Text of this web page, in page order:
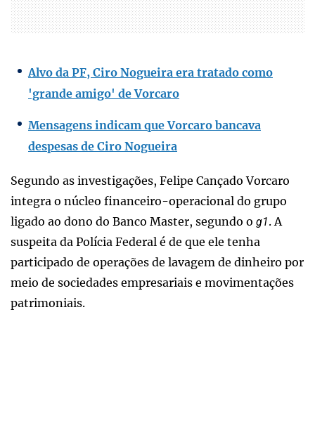
Alvo da PF, Ciro Nogueira era tratado como
'grande amigo' de Vorcaro
Mensagens indicam que Vorcaro bancava
despesas de Ciro Nogueira
Segundo as investigações, Felipe Cançado Vorcaro
integra o núcleo financeiro-operacional do grupo
ligado ao dono do Banco Master, segundo o g1. A
suspeita da Polícia Federal é de que ele tenha
participado de operações de lavagem de dinheiro por
meio de sociedades empresariais e movimentações
patrimoniais.